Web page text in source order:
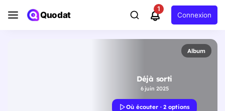
Quodat
1
Connexion
Album
Déjà sorti
6 juin 2025
Où écouter · 2 options